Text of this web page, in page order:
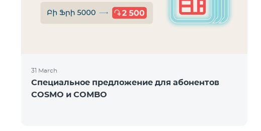
31 March
Специальное предложение для абонентов
COSMO и COMBO